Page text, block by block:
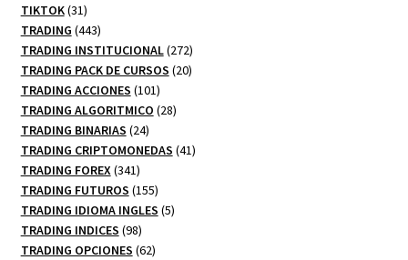
productos
TIKTOK 3131
productos
TRADING 443443
productos
TRADING INSTITUCIONAL 272272
productos
TRADING PACK DE CURSOS 2020
TRADING ACCIONES 101101
productos
TRADING ALGORITMICO 2828
TRADING BINARIAS 2424
productos
TRADING CRIPTOMONEDAS 4141
TRADING FOREX 341341
productos
TRADING FUTUROS 155155
productos
TRADING IDIOMA INGLES 55
TRADING INDICES 9898
productos
TRADING OPCIONES 6262